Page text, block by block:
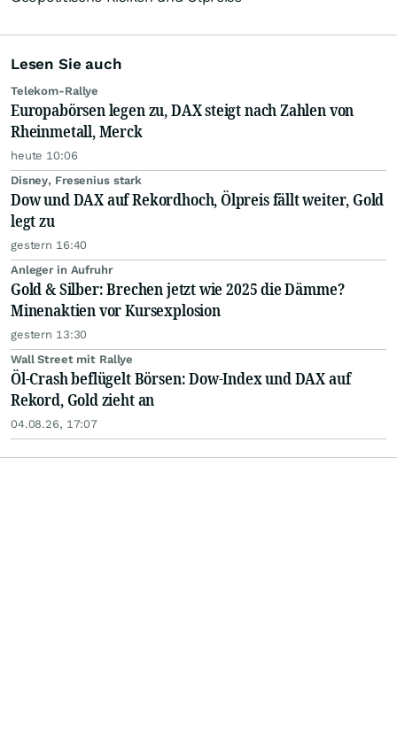
Lesen Sie auch
Telekom-Rallye
Europabörsen legen zu, DAX steigt nach Zahlen von
Rheinmetall, Merck
heute 10:06
Disney, Fresenius stark
Dow und DAX auf Rekordhoch, Ölpreis fällt weiter, Gold
legt zu
gestern 16:40
Anleger in Aufruhr
Gold & Silber: Brechen jetzt wie 2025 die Dämme?
Minenaktien vor Kursexplosion
gestern 13:30
Wall Street mit Rallye
Öl-Crash beflügelt Börsen: Dow-Index und DAX auf
Rekord, Gold zieht an
04.08.26, 17:07